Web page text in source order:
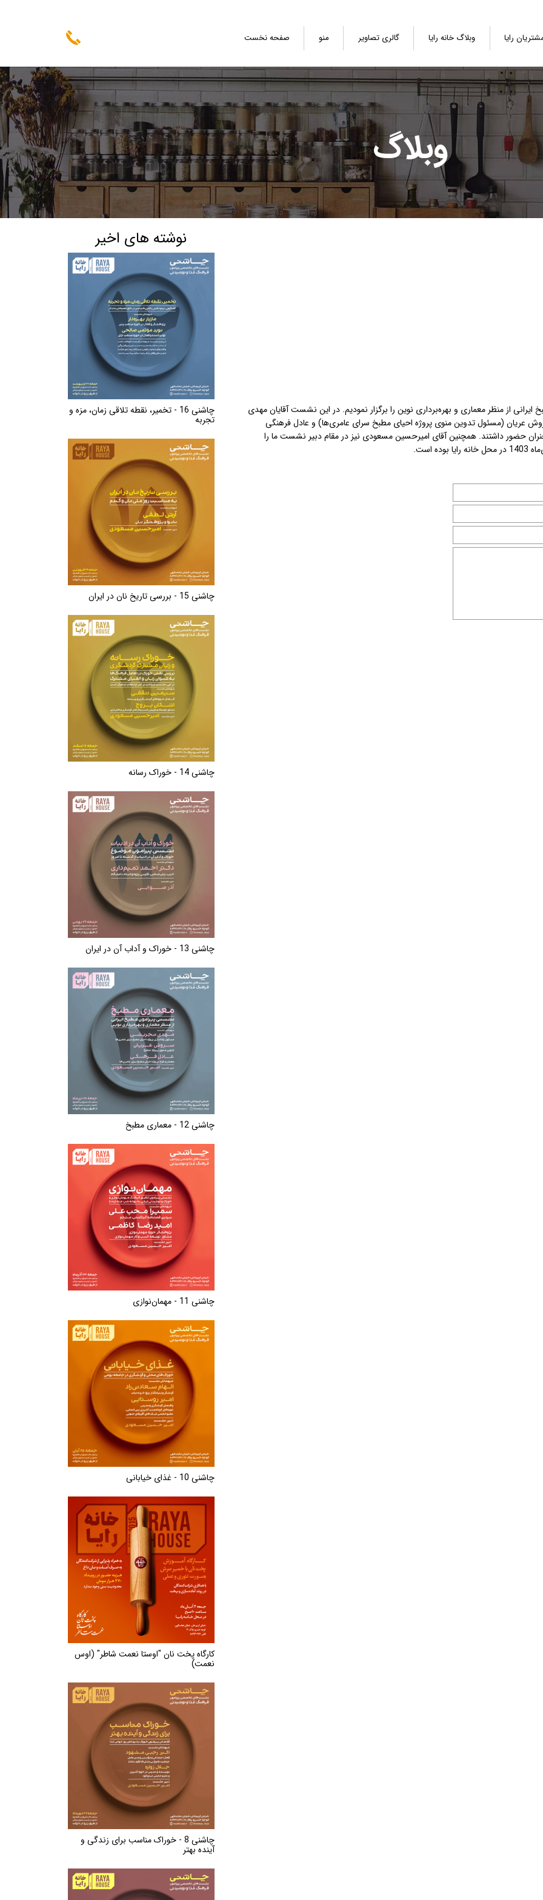
رایا وبلاگ خانه رایا گالری تصاویر منو صفحه نخست
وبلاگ
از منظر معماری و بهره‌برداری نوین را برگزار نمودیم. در این نشست آقایان مهدی
عریان (مسئول تدوین منوی پروژه احیای مطبخ سرای عامری‌ها) و عادل فرهنگی
حضور داشتند. همچنین آقای امیرحسین مسعودی نیز در مقام دبیر نشست ما را
نوشته های اخیر
چاشنی 16 - تخمیر، نقطه تلاقی زمان، مزه و
تجربه
چاشنی 15 - بررسی تاریخ نان در ایران
چاشنی 14 - خوراک رسانه
چاشنی 13 - خوراک و آداب آن در ایران
چاشنی 12 - معماری مطبخ
چاشنی 11 - مهمان‌نوازی
چاشنی 10 - غذای خیابانی
کارگاه پخت نان "اوستا نعمت شاطر" (اوس
نعمت)
چاشنی 8 - خوراک مناسب برای زندگی و
آینده بهتر